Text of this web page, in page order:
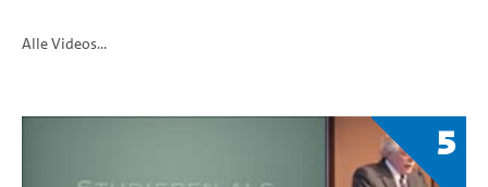
Alle Videos...
5